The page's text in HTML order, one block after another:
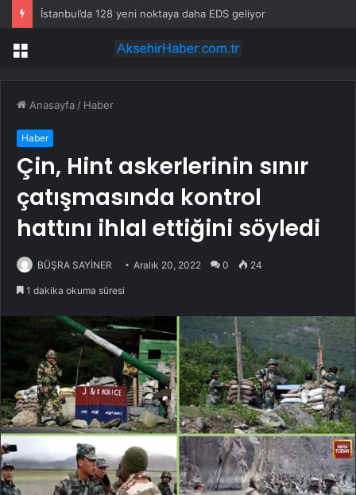
İstanbul’da 128 yeni noktaya daha EDS geliyor
Menü
Anasayfa / Haber
Haber
Çin, Hint askerlerinin sınır
çatışmasında kontrol
hattını ihlal ettiğini söyledi
BÜŞRA SAYİNER Aralık 20, 2022 0 24
1 dakika okuma süresi